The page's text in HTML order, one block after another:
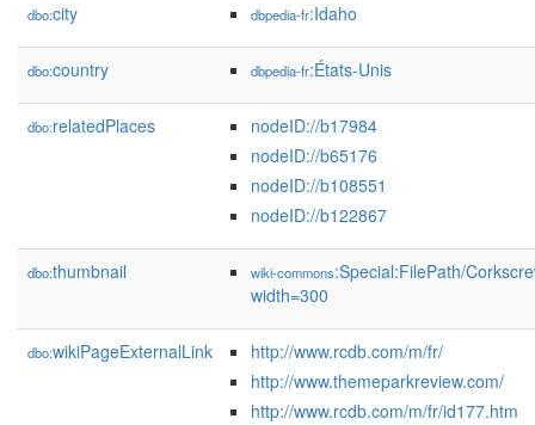
dbo:city dbpedia-fr:Idaho
dbo:country dbpedia-fr:États-Unis
dbo:relatedPlaces
nodeID://b17984
nodeID://b65176
nodeID://b108551
nodeID://b122867
dbo:thumbnail wiki-commons:Special:FilePath/
width=300
dbo:wikiPageExternalLink
http://www.rcdb.com/m/fr/
http://www.themeparkreview.com/
http://www.rcdb.com/m/fr/id177.htm